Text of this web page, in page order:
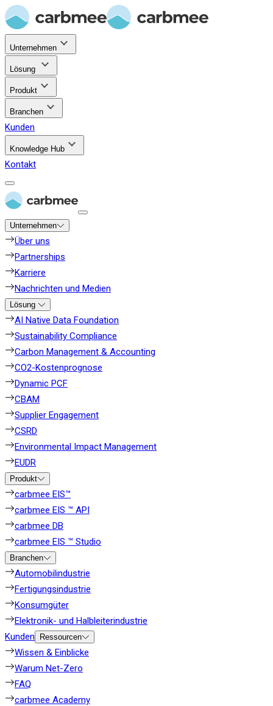
Unternehmen
Lösung
Produkt
Branchen
Kunden
Knowledge Hub
Kontakt
Unternehmen
Über uns
Partnerships
Karriere
Nachrichten und Medien
Lösung
AI Native Data Foundation
Sustainability Compliance
Carbon Management & Accounting
CO2-Kostenprognose
Dynamic PCF
CBAM
Supplier Engagement
CSRD
Environmental Impact Management
EUDR
Produkt
carbmee EIS™
carbmee EIS ™ API
carbmee DB
carbmee EIS ™ Studio
Branchen
Automobilindustrie
Fertigungsindustrie
Konsumgüter
Elektronik- und Halbleiterindustrie
Kunden
Ressourcen
Wissen & Einblicke
Warum Net-Zero
FAQ
carbmee Academy